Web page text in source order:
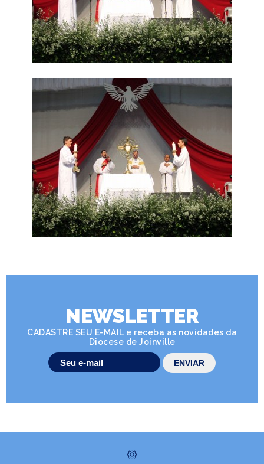
NEWSLETTER
CADASTRE SEU E-MAIL e receba as novidades da
Diocese de Joinville